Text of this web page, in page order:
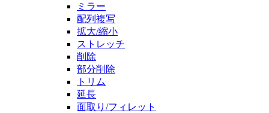
ミラー
配列複写
拡大/縮小
ストレッチ
削除
部分削除
トリム
延長
面取り/フィレット